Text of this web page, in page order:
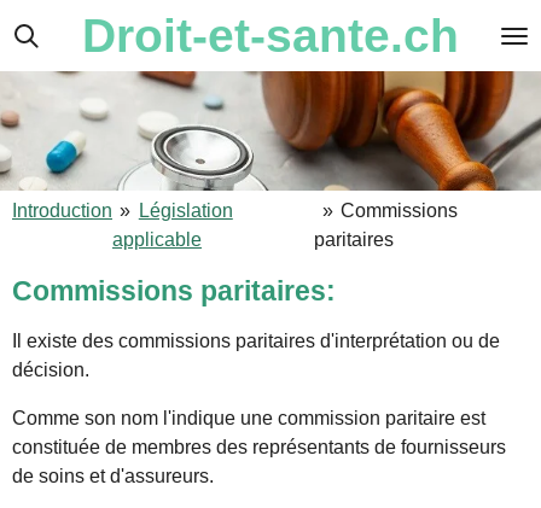
Passer
contenu
principal
Droit-et-sante.ch
Introduction » Législation
applicable
» Commissions
paritaires
Commissions paritaires:
Il existe des commissions paritaires d'interprétation ou de
décision.
Comme son nom l'indique une commission paritaire est
constituée de membres des représentants de fournisseurs
de soins et d'assureurs.